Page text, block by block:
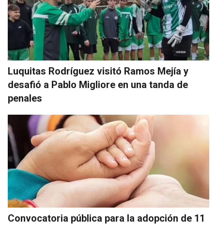
Luquitas Rodríguez visitó Ramos Mejía y
desafió a Pablo Migliore en una tanda de
penales
Convocatoria pública para la adopción de 11